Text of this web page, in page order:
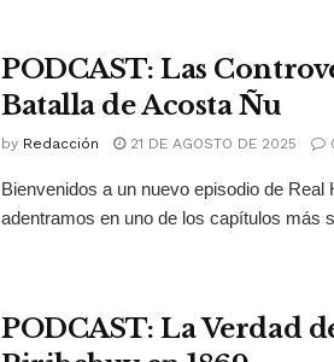
PODCAST: Las
Batalla de Acosta Ñu
by Redacción 21 DE AGOSTO DE 2025
Bienvenidos a un nuevo episodio de Real
adentramos en uno de los capítulos más
PODCAST: La Verdad